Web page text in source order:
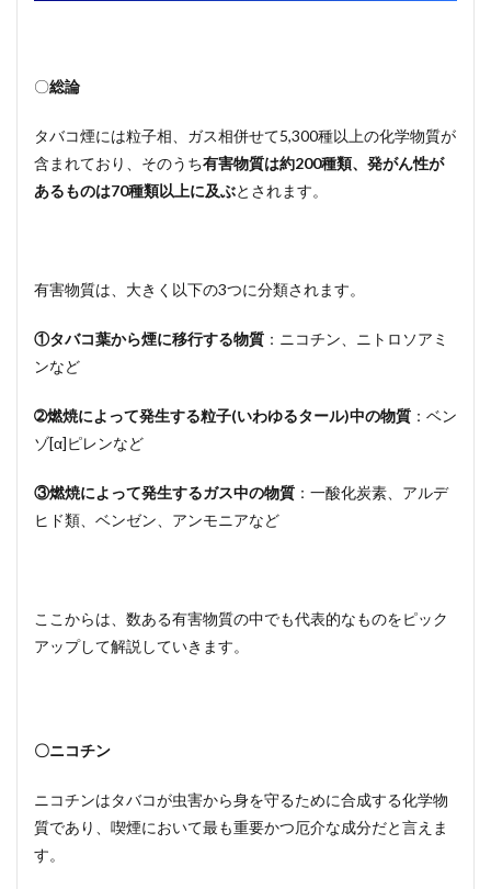
〇総論
タバコ煙には粒子相、ガス相併せて5,300種以上の化学物質が
含まれており、そのうち有害物質は約200種類、発がん性が
あるものは70種類以上に及ぶとされます。
有害物質は、大きく以下の3つに分類されます。
①タバコ葉から煙に移行する物質 ：ニコチン、ニトロソアミ
ンなど
➁燃焼によって発生する粒子(いわゆるタール)中の物質 ：ベン
ゾ[α]ピレンなど
③燃焼によって発生するガス中の物質 ：一酸化炭素、アルデ
ヒド類、ベンゼン、アンモニアなど
ここからは、数ある有害物質の中でも代表的なものをピック
アップして解説していきます。
〇ニコチン
ニコチンはタバコが虫害から身を守るために合成する化学物
質であり、喫煙において最も重要かつ厄介な成分だと言えま
す。